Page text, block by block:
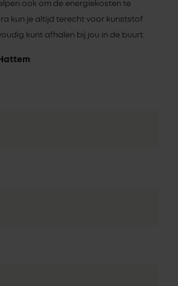
ook om de energiekosten te
kun je altijd terecht voor kunststof
kunt afhalen bij jou in de buurt.